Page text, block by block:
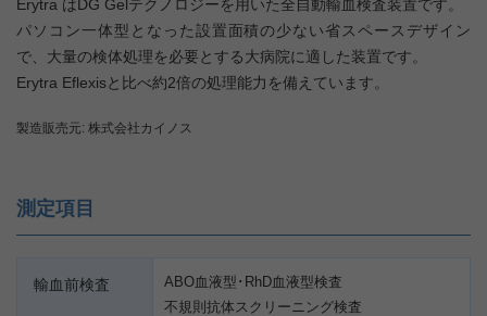
Erytra はDG Gelテクノロジーを用いた全自動輸血検査装置です。
パソコン一体型となった設置面積の少ない省スペースデザイン
で、大量の検体処理を必要とする大病院に適した装置です。
Erytra Eflexisと比べ約2倍の処理能力を備えています。
製造販売元: 株式会社カイノス
測定項目
輸血前検査
ABO血液型･RhD血液型検査
不規則抗体スクリーニング検査